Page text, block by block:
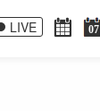
LIVE 07